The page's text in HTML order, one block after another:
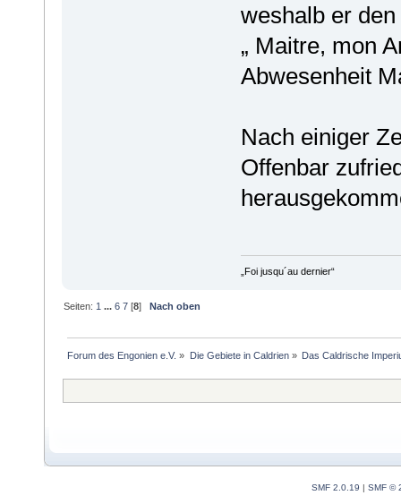
weshalb er
„ Maitre, mon
Abwesenheit
Nach einiger
Offenbar
„Foi jusqu´au dernier“
Seiten: 1 ...6 7 [8]Nach oben
Forum des Engonien e.V. » Die Gebiete in Caldrien» Das Caldrische
SMF 2.0.19 | SMF ©